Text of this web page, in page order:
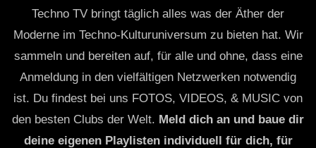
Techno TV bringt täglich alles was der Äther der
Moderne im Techno-Kulturuniversum zu bieten hat. Wir
sammeln und bereiten auf, für alle und ohne, dass eine
Anmeldung in den vielfältigen Netzwerken notwendig
ist. Du findest bei uns FOTOS, VIDEOS, & MUSIC von
den besten Clubs der Welt. Meld dich an und baue dir
deine eigenen Playlisten individuell für dich, für